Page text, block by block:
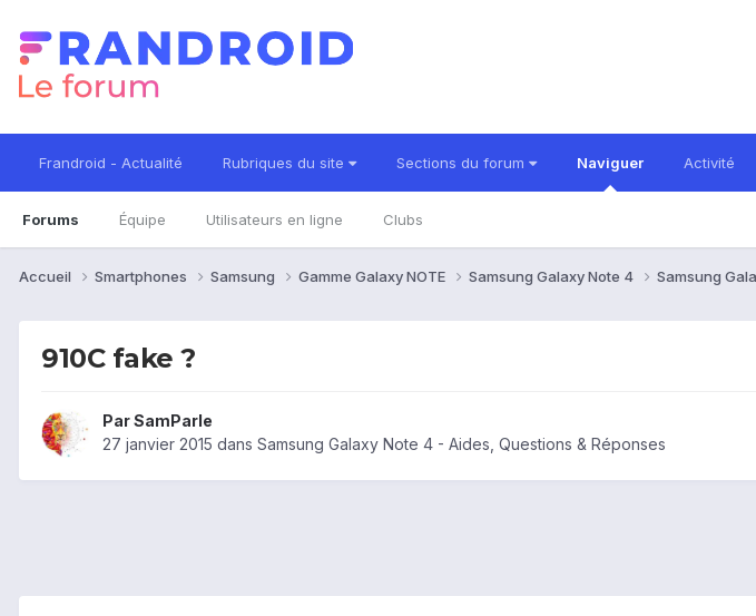
Frandroid - Actualité Rubriques du site Sections du forum Naviguer
Forums Équipe Utilisateurs en ligne Clubs
Activité
Accueil Smartphones Samsung Gamme Galaxy NOTE Samsung Galaxy Note 4 Samsung
910C fake ?
ParSamParle
27 janvier 2015 dans Samsung Galaxy Note 4 - Aides, Questions & Réponses